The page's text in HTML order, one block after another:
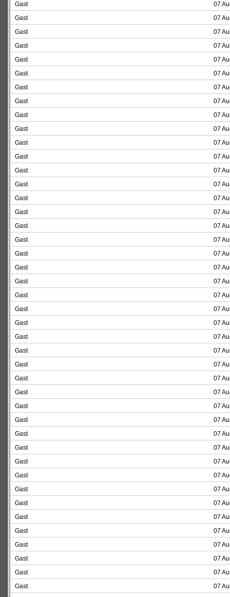
Gast
07
Gast
07
Gast
07
Gast
07
Gast
07
Gast
07
Gast
07
Gast
07
Gast
07
Gast
07
Gast
07
Gast
07
Gast
07
Gast
07
Gast
07
Gast
07
Gast
07
Gast
07
Gast
07
Gast
07
Gast
07
Gast
07
Gast
07
Gast
07
Gast
07
Gast
07
Gast
07
Gast
07
Gast
07
Gast
07
Gast
07
Gast
07
Gast
07
Gast
07
Gast
07
Gast
07
Gast
07
Gast
07
Gast
07
Gast
07
Gast
07
Gast
07
Gast
07